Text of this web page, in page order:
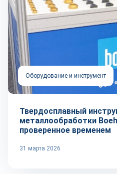
Оборудование и инструмент
Твердосплавный
металлообработки
проверенное временем
31 марта 2026